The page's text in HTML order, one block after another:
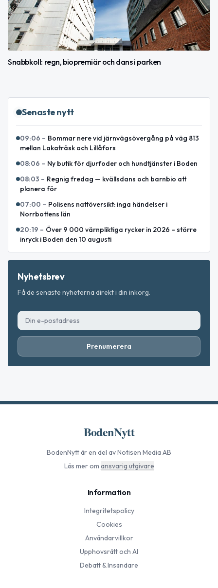
Snabbkoll: regn, biopremiär och dans i parken
Senaste nytt
09:06 – Bommar nere vid järnvägsövergång på väg 813
mellan Lakaträsk och Lillåfors
08:06 – Ny butik för djurfoder och hundtjänster i Boden
08:03 – Regnig fredag — kvällsdans och barnbio att
planera för
07:00 – Polisens nattöversikt: inga händelser i
Norrbottens län
20:19 – Över 9 000 värnpliktiga rycker in 2026 – större
inryck i Boden den 10 augusti
Nyhetsbrev
Få de senaste nyheterna direkt i din inkorg.
Prenumerera
BodenNytt
BodenNyttär en del av Notisen Media AB
Läs mer om ansvarig utgivare
Information
Integritetspolicy
Cookies
Användarvillkor
Upphovsrätt och AI
Debatt & Insändare